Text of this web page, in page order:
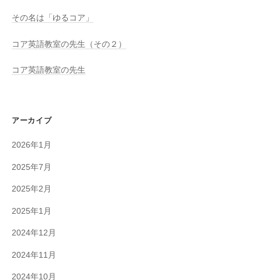
その名は「ゆるコア」
コア英語教室の先生（その２）
コア英語教室の先生
アーカイブ
2026年1月
2025年7月
2025年2月
2025年1月
2024年12月
2024年11月
2024年10月